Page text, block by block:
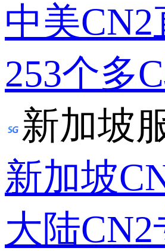
中美
253个多
新加坡
新加坡
大陆